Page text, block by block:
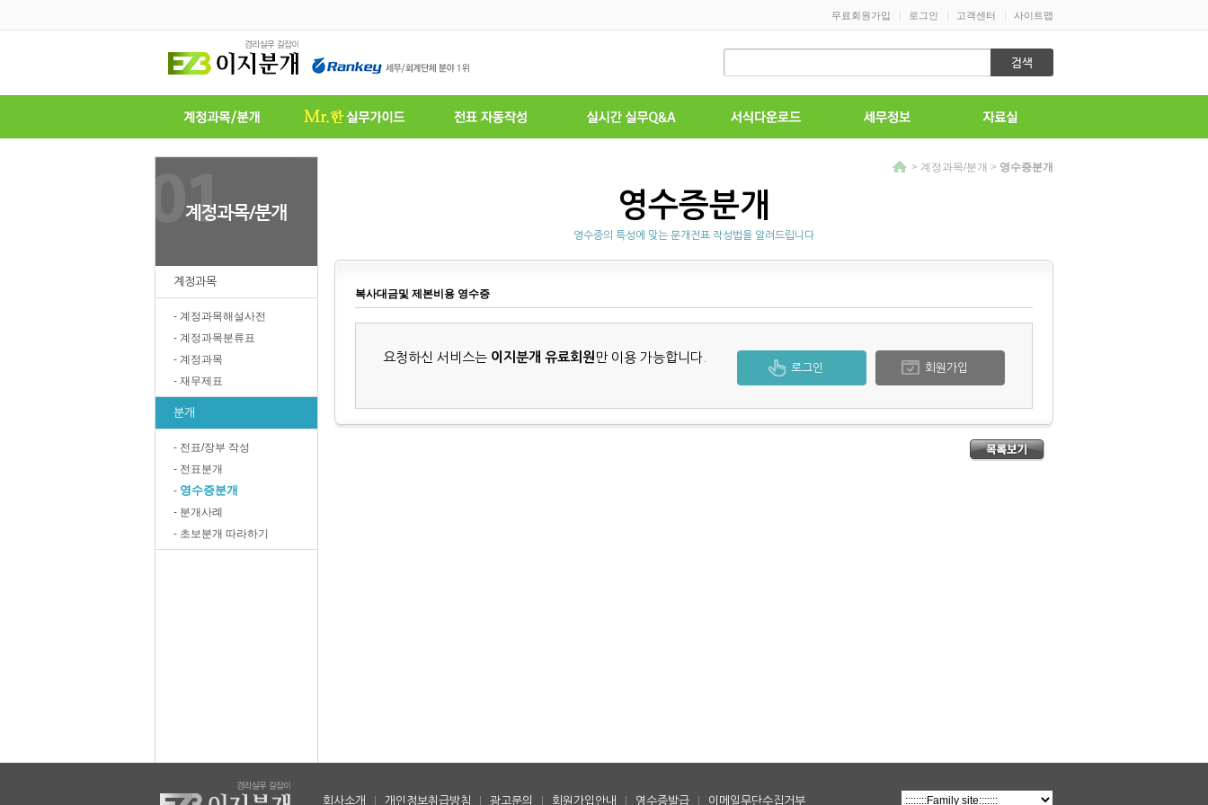
무료회원가입 로그인 고객센터 사이트맵
계정과목
- 계정과목해설사전
- 계정과목분류표
- 계정과목
- 재무제표
분개
- 전표/장부 작성
- 전표분개
- 영수증분개
- 분개사례
- 초보분개 따라하기
> 계정과목/분개 > 영수증분개
영수증분개
영수증의 특성에 맞는 분개전표 작성법을 알려드립니다
복사대금및 제본비용 영수증
요청하신 서비스는 이지분개 유료회원 만 이용 가능합니다.
회원가입
로그인
회사소개 개인정보취급방침 광고문의 회원가입안내 영수증발급 이메일무단수집거부